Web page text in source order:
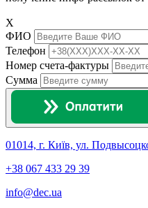
X
ФИО
Телефон
Номер счета-фактуры
Сумма
01014, г. Київ, ул.
+38 067 433 29 39
info@dec.ua